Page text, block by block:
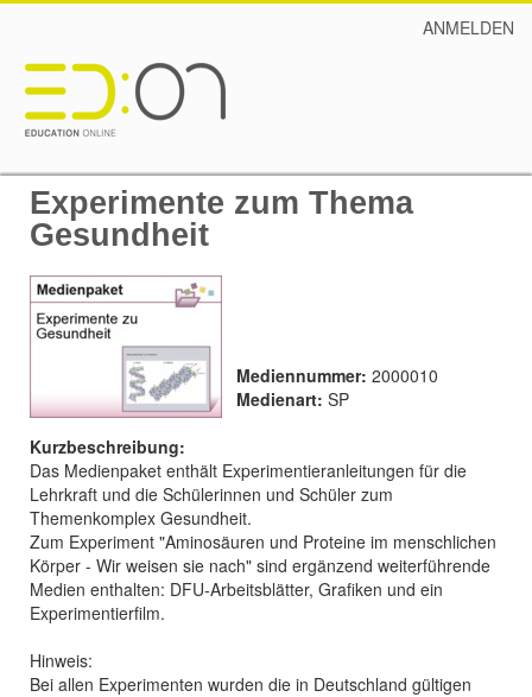
ANMELDEN
Experimente zum Thema
Gesundheit
Mediennummer: 2000010
Medienart: SP
Kurzbeschreibung:
Das Medienpaket enthält Experimentieranleitungen für die
Lehrkraft und die Schülerinnen und Schüler zum
Themenkomplex Gesundheit.
Zum Experiment "Aminosäuren und Proteine im menschlichen
Körper - Wir weisen sie nach" sind ergänzend weiterführende
Medien enthalten: DFU-Arbeitsblätter, Grafiken und ein
Experimentierfilm.
Hinweis:
Bei allen Experimenten wurden die in Deutschland gültigen